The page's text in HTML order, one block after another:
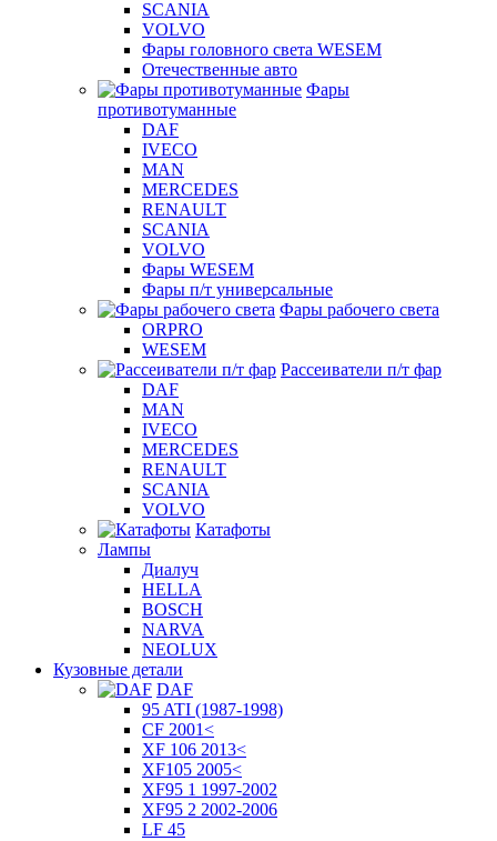
SCANIA
VOLVO
Фары головного света WESEM
Отечественные авто
Фары
противотуманные
DAF
IVECO
MAN
MERCEDES
RENAULT
SCANIA
VOLVO
Фары WESEM
Фары п/т универсальные
Фары рабочего света
ORPRO
WESEM
Рассеиватели п/т фар
DAF
MAN
IVECO
MERCEDES
RENAULT
SCANIA
VOLVO
Катафоты
Лампы
Диалуч
HELLA
BOSCH
NARVA
NEOLUX
Кузовные детали
DAF
95 ATI (1987-1998)
CF 2001<
XF 106 2013<
XF105 2005<
XF95 1 1997-2002
XF95 2 2002-2006
LF 45